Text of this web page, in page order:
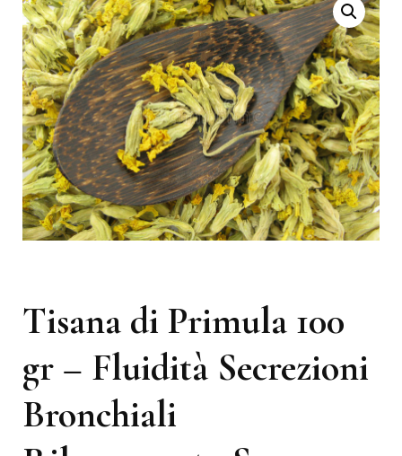
Tisana di Primula 100
gr – Fluidità Secrezioni
Bronchiali